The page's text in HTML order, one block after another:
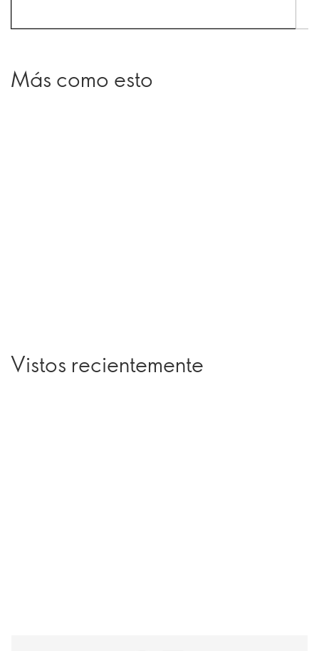
Más como esto
Vistos recientemente